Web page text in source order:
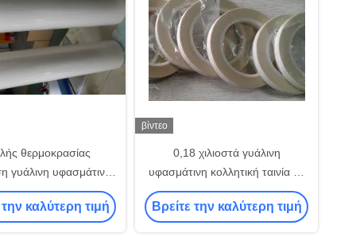
θερμοκρασίας
γυάλινη υφασμάτινη
ταινία 3,8 N/Cm
αντοχής
την καλύτερη τιμή
βίντεο
0,18 χιλιοστά γυάλινη
υφασμάτινη κολλητική ταινία με
3% επιμήκυνση 3,8 N/Cm
Αντοχή κόλλας
Βρείτε την καλύτερη τιμή